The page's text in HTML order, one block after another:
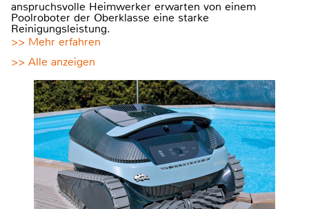
anspruchsvolle Heimwerker erwarten von einem
Poolroboter der Oberklasse eine starke
Reinigungsleistung.
>> Mehr erfahren
>> Alle anzeigen